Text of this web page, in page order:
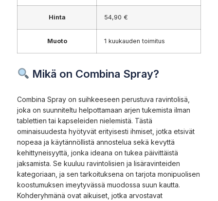
Hinta 54,90 €
Muoto 1 kuukauden toimitus
Mikä on Combina Spray?
Combina Spray on suihkeeseen perustuva ravintolisä,
joka on suunniteltu helpottamaan arjen tukemista ilman
tablettien tai kapseleiden nielemistä. Tästä
ominaisuudesta hyötyvät erityisesti ihmiset, jotka etsivät
nopeaa ja käytännöllistä annostelua sekä kevyttä
kehittyneisyyttä, jonka ideana on tukea päivittäistä
jaksamista. Se kuuluu ravintolisien ja lisäravinteiden
kategoriaan, ja sen tarkoituksena on tarjota monipuolisen
koostumuksen imeytyvässä muodossa suun kautta.
Kohderyhmänä ovat aikuiset, jotka arvostavat